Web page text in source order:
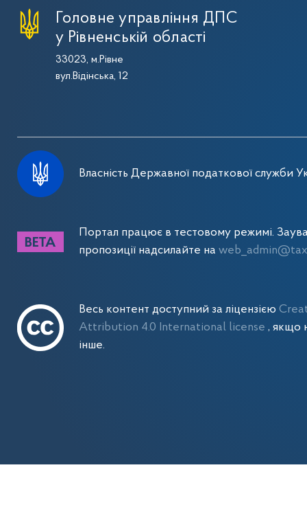
Головне управління ДПС
у Рівненській області
33023, м.Рівне
вул.Відінська, 12
Власність Державної податкової служби
Портал працює в тестовому режимі.
пропозиції надсилайте на
Весь контент доступний за ліцензією
Attribution 4.0 International license , якщо
інше.